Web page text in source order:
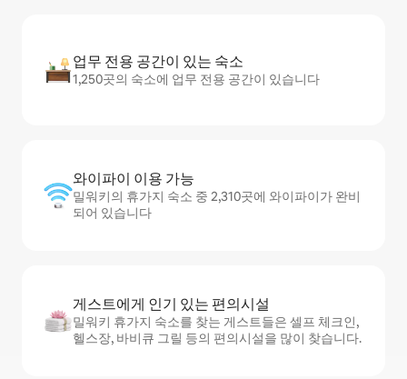
업무 전용 공간이 있는 숙소
1,250곳의 숙소에 업무 전용 공간이 있습니다
와이파이 이용 가능
밀워키의 휴가지 숙소 중 2,310곳에 와이파이가 완비
되어 있습니다
게스트에게 인기 있는 편의시설
밀워키 휴가지 숙소를 찾는 게스트들은 셀프 체크인,
헬스장, 바비큐 그릴 등의 편의시설을 많이 찾습니다.